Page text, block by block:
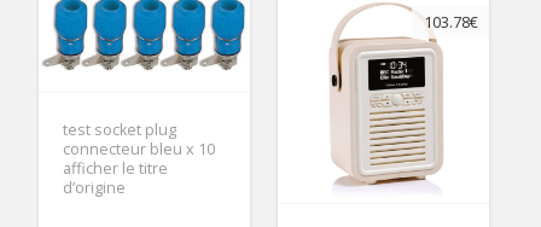
test socket plug
connecteur bleu x 10
afficher le titre
d’origine
103.78€